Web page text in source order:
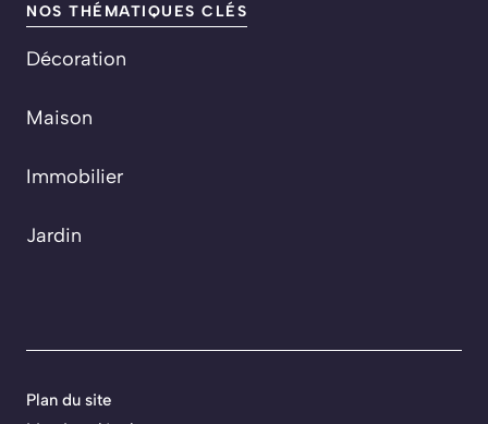
NOS THÉMATIQUES CLÉS
Décoration
Maison
Immobilier
Jardin
Plan du site